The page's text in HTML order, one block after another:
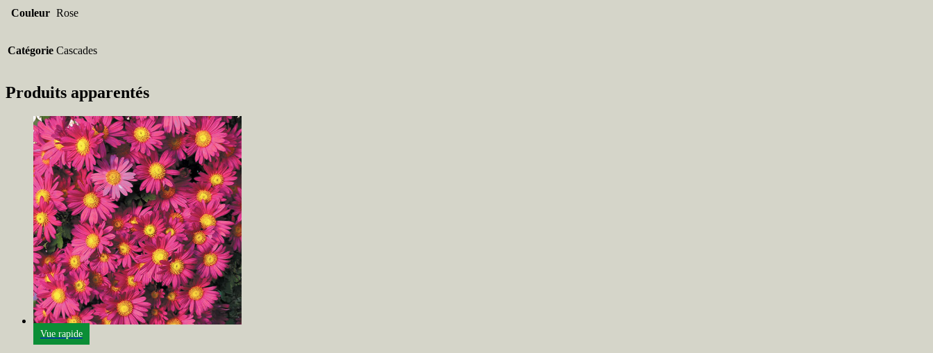
Couleur Rose
Catégorie Cascades
Produits apparentés
Vue rapide